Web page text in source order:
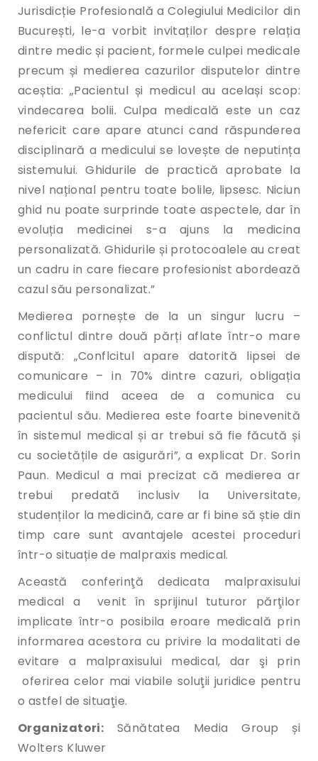
Jurisdicție Profesională a Colegiului Medicilor din
București, le-a vorbit invitaților despre relația
dintre medic și pacient, formele culpei medicale
precum și medierea cazurilor disputelor dintre
aceștia: „Pacientul și medicul au același scop:
vindecarea bolii. Culpa medicală este un caz
nefericit care apare atunci cand răspunderea
disciplinară a medicului se lovește de neputința
sistemului. Ghidurile de practică aprobate la
nivel național pentru toate bolile, lipsesc. Niciun
ghid nu poate surprinde toate aspectele, dar în
evoluția medicinei s-a ajuns la medicina
personalizată. Ghidurile și protocoalele au creat
un cadru in care fiecare profesionist abordează
cazul său personalizat.”
Medierea pornește de la un singur lucru –
conflictul dintre două părți aflate într-o mare
dispută: „Conflcitul apare datorită lipsei de
comunicare – in 70% dintre cazuri, obligația
medicului fiind aceea de a comunica cu
pacientul său. Medierea este foarte binevenită
în sistemul medical și ar trebui să fie făcută și
cu societățile de asigurări”, a explicat Dr. Sorin
Paun. Medicul a mai precizat că medierea ar
trebui predată inclusiv la Universitate,
studenților la medicină, care ar fi bine să știe din
timp care sunt avantajele acestei proceduri
într-o situație de malpraxis medical.
Această conferinţă dedicata malpraxisului
medical a venit în sprijinul tuturor părţilor
implicate într-o posibila eroare medicală prin
informarea acestora cu privire la modalitati de
evitare a malpraxisului medical, dar şi prin
oferirea celor mai viabile soluţii juridice pentru
o astfel de situaţie.
Organizatori: Sănătatea Media Group și
Wolters Kluwer